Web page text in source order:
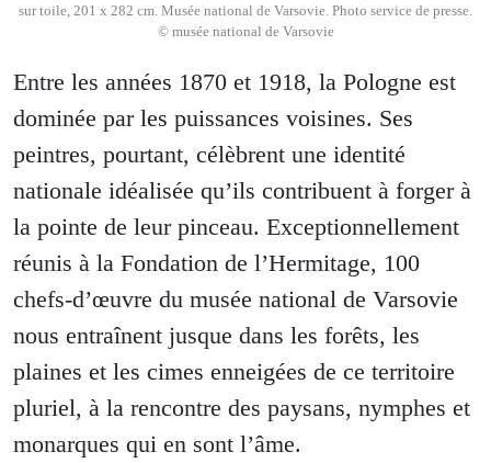
sur toile, 201 x 282 cm. Musée national de Varsovie. Photo service de presse.
© musée national de Varsovie
Entre les années 1870 et 1918, la Pologne est
dominée par les puissances voisines. Ses
peintres, pourtant, célèbrent une identité
nationale idéalisée qu’ils contribuent à forger à
la pointe de leur pinceau. Exceptionnellement
réunis à la Fondation de l’Hermitage, 100
chefs-d’œuvre du musée national de Varsovie
nous entraînent jusque dans les forêts, les
plaines et les cimes enneigées de ce territoire
pluriel, à la rencontre des paysans, nymphes et
monarques qui en sont l’âme.